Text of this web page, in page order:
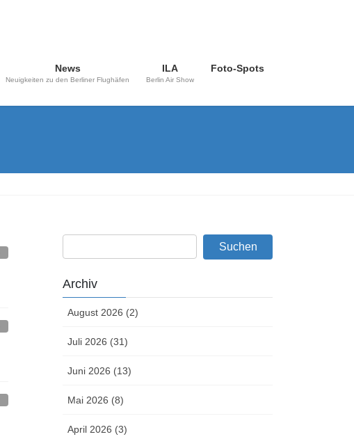
News
Neuigkeiten zu den Berliner Flughäfen
ILA
Berlin Air Show
Foto-Spots
Archiv
August 2026 (2)
Juli 2026 (31)
Juni 2026 (13)
Mai 2026 (8)
April 2026 (3)